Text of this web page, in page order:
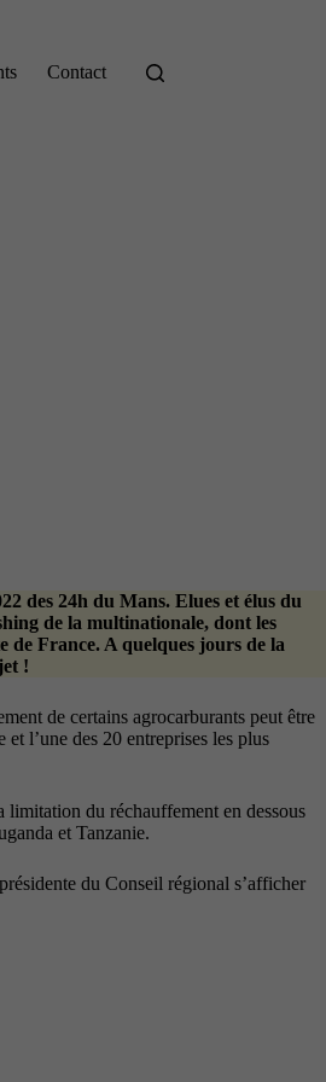
Contact
des 24h du Mans. Elues et élus du
de la multinationale, dont les
de France. A quelques jours de la
!
de certains agrocarburants peut être
l’une des 20 entreprises les plus
limitation du réchauffement en dessous
et Tanzanie.
du Conseil régional s’afficher